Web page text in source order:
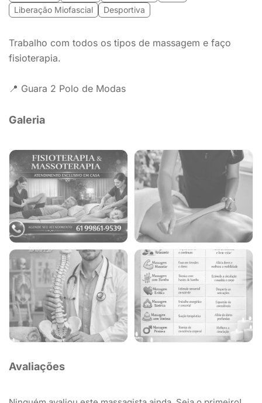
Liberação Miofascial
Desportiva
Trabalho com todos os tipos de massagem e faço
fisioterapia.
📍 Guara 2 Polo de Modas
Galeria
Avaliações